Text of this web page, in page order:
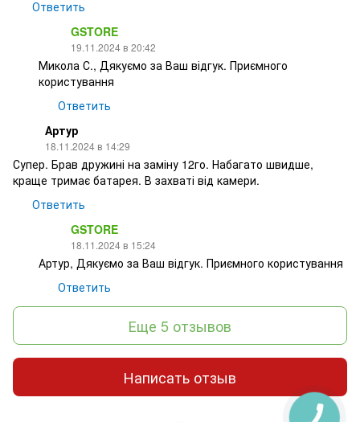
Ответить
GSTORE
19.11.2024 в 20:42
Микола С., Дякуємо за Ваш відгук. Приємного
користування
Ответить
Артур
18.11.2024 в 14:29
Супер. Брав дружині на заміну 12го. Набагато швидше,
краще тримає батарея. В захваті від камери.
Ответить
GSTORE
18.11.2024 в 15:24
Артур, Дякуємо за Ваш відгук. Приємного користування
Ответить
Еще 5 отзывов
Написать отзыв